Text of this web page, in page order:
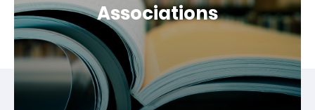
Associations